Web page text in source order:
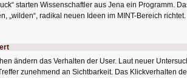
starten Wissenschaftler aus Jena ein Programm.
„wilden“, radikal neuen Ideen im MINT-Bereich richtet.
ändern das Verhalten der User. Laut neuer
zunehmend an Sichtbarkeit. Das Klickverhalten